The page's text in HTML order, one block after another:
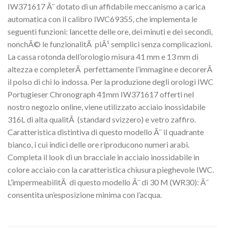
IW371617 Ã¨ dotato di un affidabile meccanismo a carica
automatica con il calibro IWC69355, che implementa le
seguenti funzioni: lancette delle ore, dei minuti e dei secondi,
nonchÃ© le funzionalitÃ piÃ¹ semplici senza complicazioni.
La cassa rotonda dell’orologio misura 41 mm e 13 mm di
altezza e completerÃ perfettamente l’immagine e decorerÃ
il polso di chi lo indossa. Per la produzione degli orologi IWC
Portugieser Chronograph 41mm IW371617 offerti nel
nostro negozio online, viene utilizzato acciaio inossidabile
316L di alta qualitÃ (standard svizzero) e vetro zaffiro.
Caratteristica distintiva di questo modello Ã¨ il quadrante
bianco, i cui indici delle ore riproducono numeri arabi.
Completa il look di un bracciale in acciaio inossidabile in
colore acciaio con la caratteristica chiusura pieghevole IWC.
L’impermeabilitÃ di questo modello Ã¨ di 30 M (WR30): Ã¨
consentita un’esposizione minima con l’acqua.